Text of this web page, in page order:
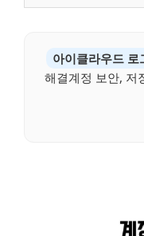
아이클라우드 로
해결계정 보안, 저